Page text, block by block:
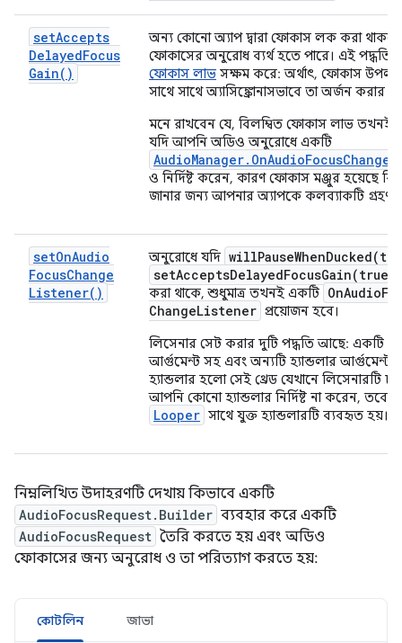
setAccepts
DelayedFocus
Gain( )
অন্য কোনো অ্যাপ দ্বারা ফোকাস লক করা
ফোকাসের অনুরোধ ব্যর্থ হতে পারে। এই
ফোকাস লাভ সক্ষম করে: অর্থাৎ, ফোকাস
সাথে সাথে অ্যাসিঙ্ক্রোনাসভাবে তা অর্জন করার
মনে রাখবেন যে, বিলম্বিত ফোকাস লাভ তখনই
যদি আপনি অডিও অনুরোধে একটি
ও নির্দিষ্ট করেন, কারণ ফোকাস মঞ্জুর হয়েছে
জানার জন্য আপনার অ্যাপকে কলব্যাকটি গ্রহণ
setOnAudio
FocusChange
Listener( )
অনুরোধে যদি willPauseWhenDucked(
setAcceptsDelayedFocusGain(true)
করা থাকে, শুধুমাত্র তখনই একটি OnAudio
ChangeListener প্রয়োজন হবে।
লিসেনার সেট করার দুটি পদ্ধতি আছে: একটি
আর্গুমেন্ট সহ এবং অন্যটি হ্যান্ডলার আর্গুমেন্ট
হ্যান্ডলার হলো সেই থ্রেড যেখানে লিসেনারটি
আপনি কোনো হ্যান্ডলার নির্দিষ্ট না করেন, তবে
Looper সাথে যুক্ত হ্যান্ডলারটি ব্যবহৃত হয়।
নিম্নলিখিত উদাহরণটি দেখায় কিভাবে একটি
AudioFocusRequest.Builder ব্যবহার করে একটি
AudioFocusRequest তৈরি করতে হয় এবং অডিও
ফোকাসের জন্য অনুরোধ ও তা পরিত্যাগ করতে হয়:
কোটলিন জাভা